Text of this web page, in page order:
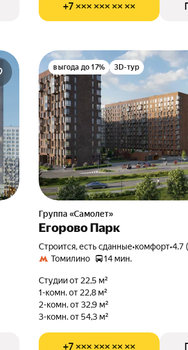
+7 ××× ××× ×× ××
выгода до 17% 3D-тур
Группа «Самолет»
Егорово Парк
Строится, есть сданные•комфорт•4.7
Томилино
14 мин.
Студии от 22,5 м²
1-комн. от 22,8 м²
2-комн. от 32,9 м²
3-комн. от 54,3 м²
+7 ××× ××× ×× ××